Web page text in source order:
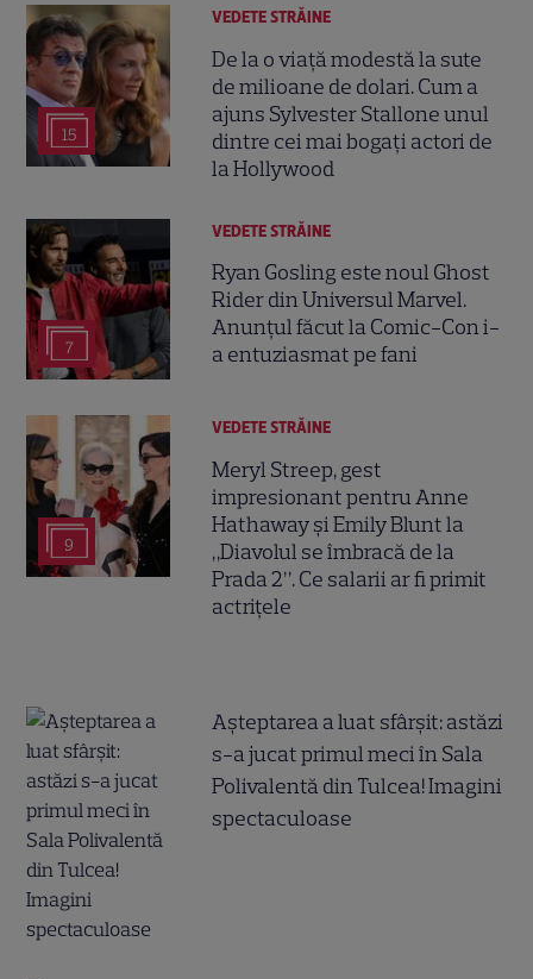
15
VEDETE STRĂINE
De la o viață modestă la sute
de milioane de dolari. Cum a
ajuns Sylvester Stallone unul
dintre cei mai bogați actori de
la Hollywood
7
VEDETE STRĂINE
Ryan Gosling este noul Ghost
Rider din Universul Marvel.
Anunțul făcut la Comic-Con i-
a entuziasmat pe fani
9
VEDETE STRĂINE
Meryl Streep, gest
impresionant pentru Anne
Hathaway și Emily Blunt la
„Diavolul se îmbracă de la
Prada 2”. Ce salarii ar fi primit
actrițele
Așteptarea a luat sfârșit: astăzi
s-a jucat primul meci în Sala
Polivalentă din Tulcea! Imagini
spectaculoase